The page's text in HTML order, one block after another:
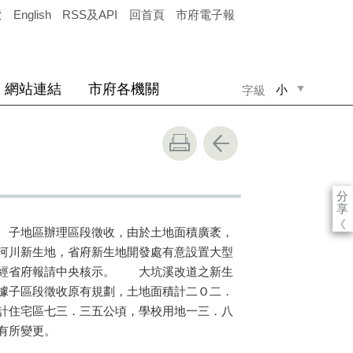
English RSS及API 回首頁 市府電子報
字級 小
網站連結 市府各機關
分
享
《
地區辦理區段徵收，由於土地面積廣袤，
川新生地，省府新生地開發處有意設置大型
經省府報請中央核示。 大坑溪改道之新生
區段徵收原有規劃，土地面積計二Ｏ二．
住宅區七三．三五公頃，學校用地一三．八
變更。